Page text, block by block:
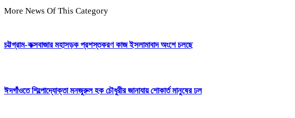
More News Of This Category
চট্টগ্রাম-কক্সবাজার মহাসড়ক প্রশস্তকরণ কাজ ইসলামাবাদ অংশে চলছে
ঈদগাঁওতে শিল্পোদ্যোক্তা মনজুরুল হক চৌধুরীর জানাযায় শোকার্ত মানুষের ঢল